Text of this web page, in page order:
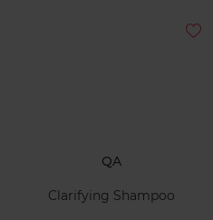
QA
Clarifying Shampoo